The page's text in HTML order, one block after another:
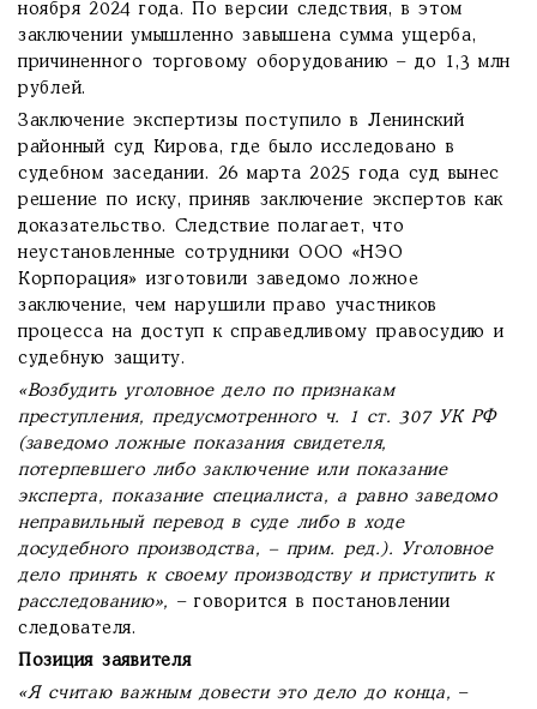
ноября 2024 года. По версии следствия, в этом
заключении умышленно завышена сумма ущерба,
причиненного торговому оборудованию – до 1,3 млн
рублей.
Заключение экспертизы поступило в Ленинский
районный суд Кирова, где было исследовано в
судебном заседании. 26 марта 2025 года суд вынес
решение по иску, приняв заключение экспертов как
доказательство. Следствие полагает, что
неустановленные сотрудники ООО «НЭО
Корпорация» изготовили заведомо ложное
заключение, чем нарушили право участников
процесса на доступ к справедливому правосудию и
судебную защиту.
«Возбудить уголовное дело по признакам
преступления, предусмотренного ч. 1 ст. 307 УК РФ
(заведомо ложные показания свидетеля,
потерпевшего либо заключение или показание
эксперта, показание специалиста, а равно заведомо
неправильный перевод в суде либо в ходе
досудебного производства, – прим. ред.). Уголовное
дело принять к своему производству и приступить к
расследованию», – говорится в постановлении
следователя.
Позиция заявителя
«Я считаю важным довести это дело до конца, –